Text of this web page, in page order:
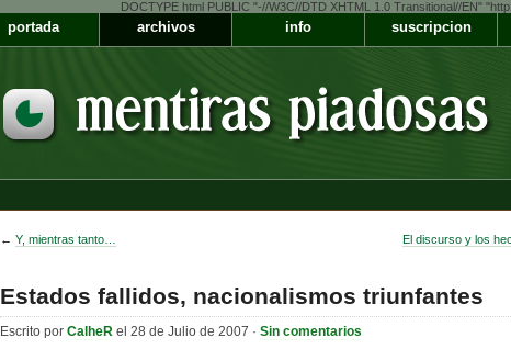
DOCTYPE html PUBLIC "-//W3C//DTD XHTML 1.0 Transitional//EN"
portada archivos info suscripcion
← Y, mientras tanto… El discurso y los
Estados fallidos, nacionalismos triunfantes
Escrito por CalheR el 28 de Julio de 2007 · Sin comentarios